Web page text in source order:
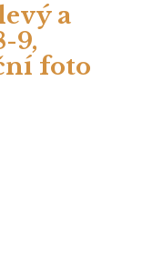
a
9,
foto